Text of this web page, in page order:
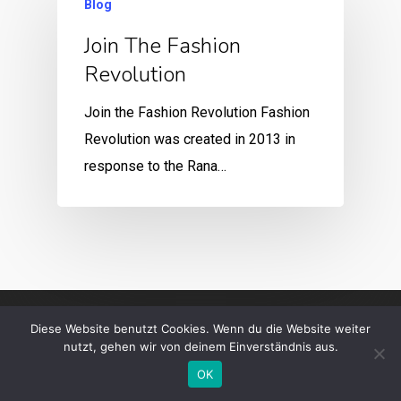
Blog
Join The Fashion
Revolution
Join the Fashion Revolution Fashion
Revolution was created in 2013 in
response to the Rana…
Diese Website benutzt Cookies. Wenn du die Website weiter
nutzt, gehen wir von deinem Einverständnis aus.
OK